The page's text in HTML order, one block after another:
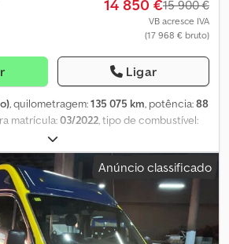
14 850 €15 900 €
VB acresce IVA
(17 968 € bruto)
Ligar
, quilometragem:135 075 km, potência:88
matrícula:03/2022, tipo de combustível:
205/65R16
3 500 mm, combustível:diesel, cor:branco,
diurna , tipo de engrenagem:
velocidades:6, classe de emissão:Euro 6
, comprimento total:5 400 mm
, largura total:
2 150 mm, comprimento do espaço de
do espaço de carga:1 660 mm
, altura do
Anúncio classificado